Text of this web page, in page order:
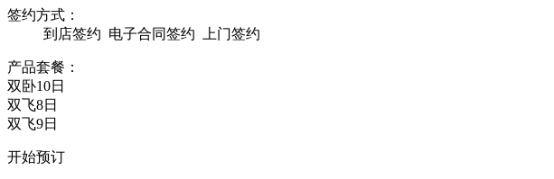
签约方式：
到店签约 电子合同签约 上门签约
产品套餐：
双卧10日
双飞8日
双飞9日
开始预订